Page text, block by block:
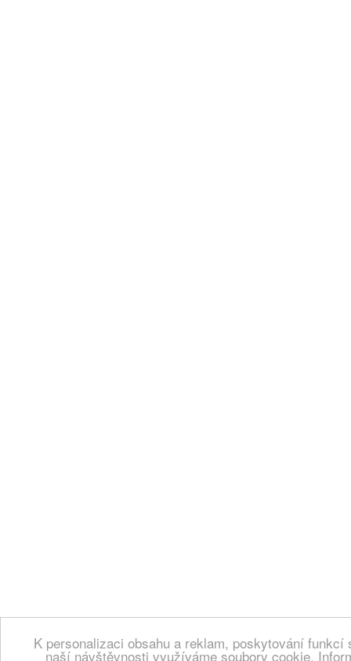
K personalizaci obsahu a reklam, poskytování
naší návštěvnosti využíváme soubory cookie.